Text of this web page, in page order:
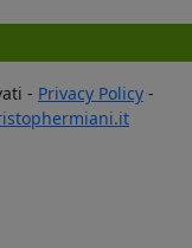
- Privacy Policy -